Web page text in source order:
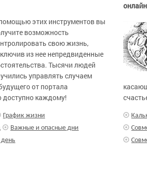
этих инструментов вы
возможность
свою жизнь,
из нее непредвиденные
Тысячи людей
управлять случаем
от портала
доступно каждому!
График жизни
Важные и опасные дни
онлайн